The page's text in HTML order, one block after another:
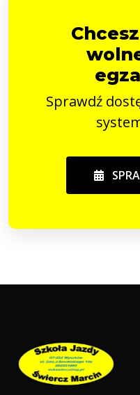
Sprawdź